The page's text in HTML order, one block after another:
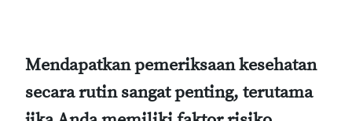
Mendapatkan pemeriksaan kesehatan
secara rutin sangat penting, terutama